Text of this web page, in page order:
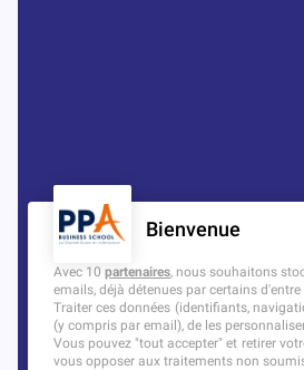
Bienvenue
Avec 10 partenaires, nous souhaitons
emails, déjà détenues par certains
Traiter ces données (identifiants,
(y compris par email), de les
Vous pouvez "tout accepter" et retirer
vous opposer aux traitements non